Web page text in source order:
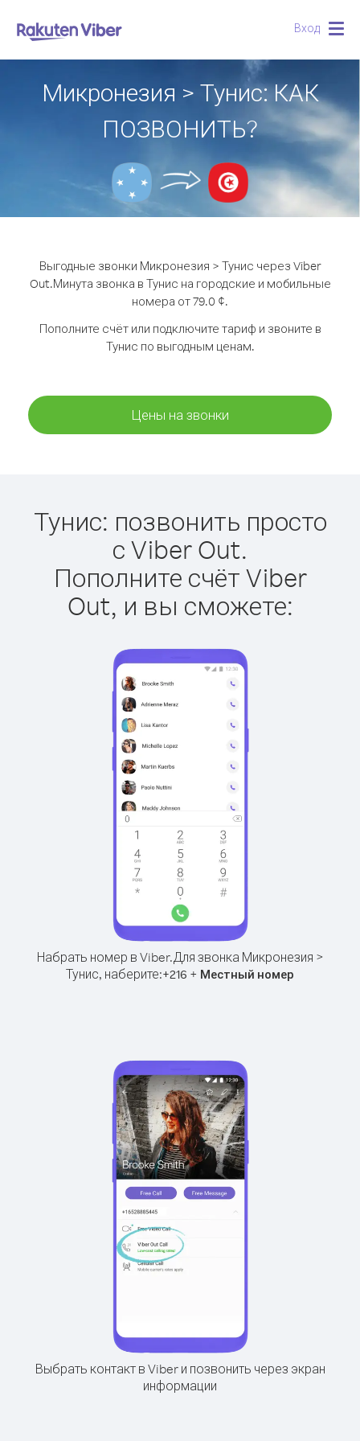
Вход
Микронезия > Тунис: КАК
ПОЗВОНИТЬ?
Выгодные звонки Микронезия > Тунис через Viber
Out.Минута звонка в Тунис на городские и мобильные
номера от 79.0 ¢.
Пополните счёт или подключите тариф и звоните в
Тунис по выгодным ценам.
Цены на звонки
Тунис: позвонить просто
с Viber Out.
Пополните счёт Viber
Out, и вы сможете:
Набрать номер в Viber.Для звонка Микронезия >
Тунис, наберите:+216 + Местный номер
Выбрать контакт в Viber и позвонить через экран
информации